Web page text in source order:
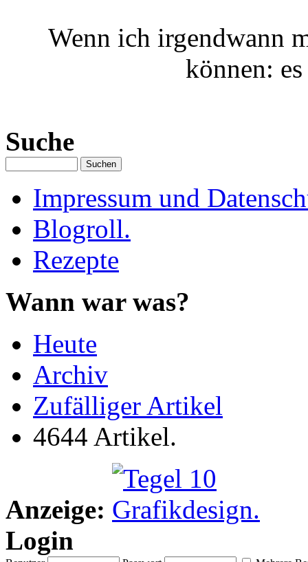
Wenn ich irgendwann
können:
Suche
Impressum und
Blogroll.
Rezepte
Wann war was?
Heute
Archiv
Zufälliger Artikel
4644 Artikel.
Anzeige:
Login